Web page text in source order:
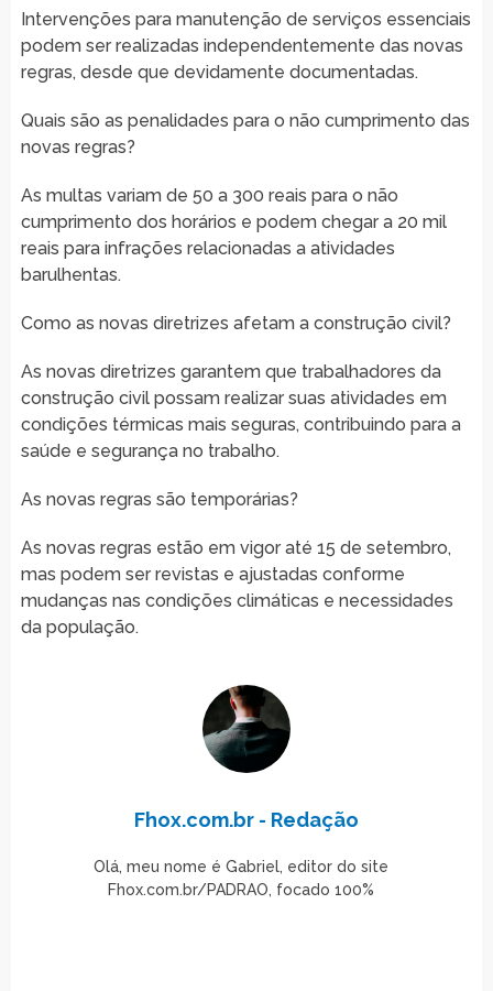
Intervenções para manutenção de serviços essenciais
podem ser realizadas independentemente das novas
regras, desde que devidamente documentadas.
Quais são as penalidades para o não cumprimento das
novas regras?
As multas variam de 50 a 300 reais para o não
cumprimento dos horários e podem chegar a 20 mil
reais para infrações relacionadas a atividades
barulhentas.
Como as novas diretrizes afetam a construção civil?
As novas diretrizes garantem que trabalhadores da
construção civil possam realizar suas atividades em
condições térmicas mais seguras, contribuindo para a
saúde e segurança no trabalho.
As novas regras são temporárias?
As novas regras estão em vigor até 15 de setembro,
mas podem ser revistas e ajustadas conforme
mudanças nas condições climáticas e necessidades
da população.
Fhox.com.br - Redação
Olá, meu nome é Gabriel, editor do site
Fhox.com.br/PADRAO, focado 100%